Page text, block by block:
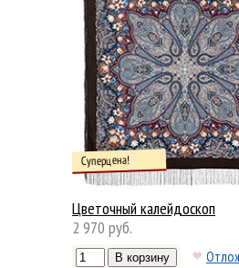
Цветочный калейдоскоп
Суперцена!
2 970 руб.